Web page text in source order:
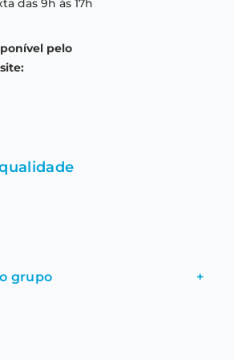
de uso
pelo
grupo +
é vender lentes de contato para quem